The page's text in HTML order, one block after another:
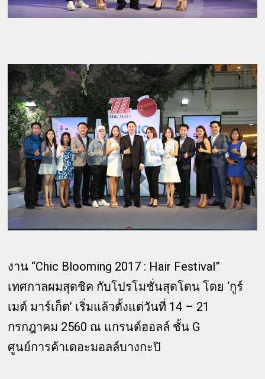
งาน “Chic Blooming 2017 : Hair Festival”
เทศกาลผมสุดชิค กับโปรโมชั่นสุดโดน โดย ‘กูร์
เมต์ มาร์เก็ต’ เริ่มแล้วตั้งแต่วันที่ 14 – 21
กรกฎาคม 2560 ณ แกรนด์ฮอลล์ ชั้น G
ศูนย์การค้าเดอะมอลล์บางกะปิ